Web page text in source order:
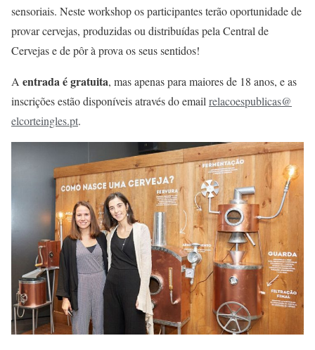
sensoriais. Neste workshop os participantes terão oportunidade de
provar cervejas, produzidas ou distribuídas pela Central de
Cervejas e de pôr à prova os seus sentidos!
A entrada é gratuita, mas apenas para maiores de 18 anos, e as
inscrições estão disponíveis através do email relacoespublicas@
elcorteingles.pt.